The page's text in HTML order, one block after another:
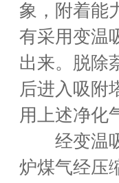
象，附着能
有采用变温
出来。脱除
后进入吸附
用上述净化
经变温吸
炉煤气经压